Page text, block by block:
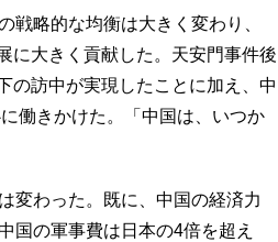
略的な均衡は大きく変わり、
に大きく貢献した。天安門事件後
の訪中が実現したことに加え、中
働きかけた。「中国は、いつか
変わった。既に、中国の経済力
国の軍事費は日本の4倍を超え